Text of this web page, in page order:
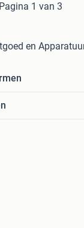
Pagina 1 van 3
en